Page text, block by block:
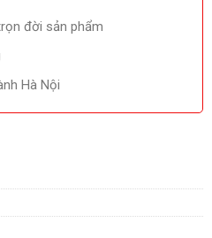
đời sản phẩm
Hà Nội